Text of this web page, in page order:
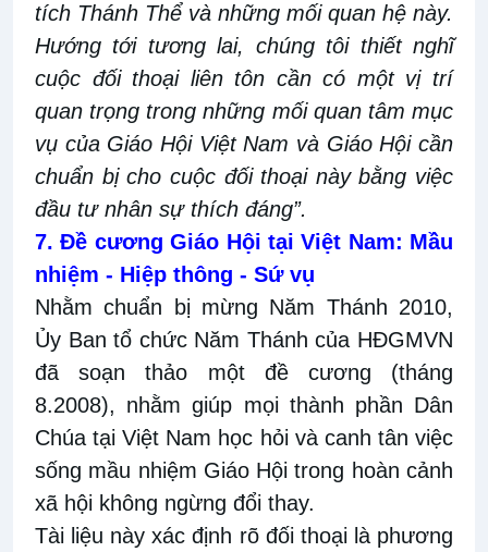
tích Thánh Thể và những mối quan hệ này.
Hướng tới tương lai, chúng tôi thiết nghĩ
cuộc đối thoại liên tôn cần có một vị trí
quan trọng trong những mối quan tâm mục
vụ của Giáo Hội Việt Nam và Giáo Hội cần
chuẩn bị cho cuộc đối thoại này bằng việc
đầu tư nhân sự thích đáng”.
7. Đề cương Giáo Hội tại Việt Nam: Mầu
nhiệm - Hiệp thông - Sứ vụ
Nhằm chuẩn bị mừng Năm Thánh 2010,
Ủy Ban tổ chức Năm Thánh của HĐGMVN
đã soạn thảo một đề cương (tháng
8.2008), nhằm giúp mọi thành phần Dân
Chúa tại Việt Nam học hỏi và canh tân việc
sống mầu nhiệm Giáo Hội trong hoàn cảnh
xã hội không ngừng đổi thay.
Tài liệu này xác định rõ đối thoại là phương